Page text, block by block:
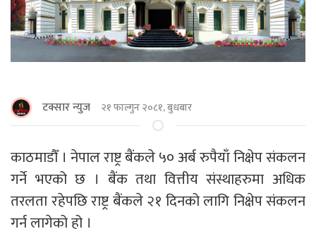
टक्सार न्युज २१ फाल्गुन २०८१, बुधबार
काठमाडौँ । नेपाल राष्ट्र बैंकले ५० अर्ब रुपैयाँ निक्षेप संकलन
गर्ने भएको छ । बैंक तथा वित्तीय संस्थाहरुमा अधिक
तरलता रहेपछि राष्ट्र बैंकले २१ दिनको लागि निक्षेप संकलन
गर्न लागेको हो ।